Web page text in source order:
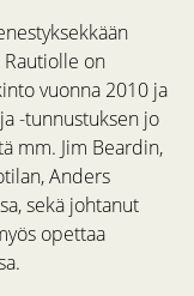
Rautiolle on
vuonna 2010 ja
-tunnustuksen jo
mm. Jim Beardin,
Anders
sekä johtanut
opettaa